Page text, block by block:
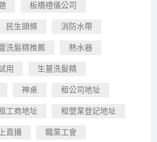
板橋禮儀公司
民生頭條 消防水帶
洗髮精推薦 熱水器
用 生薑洗髮精
神桌 租公司地址
工商地址 租營業登記地址
直播 職業工會